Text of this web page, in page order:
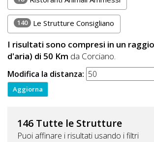
140 Le Strutture Consigliano
I risultati sono compresi in un
d'aria) di 50 Km da Corciano.
Modifica la distanza:
146 Tutte le Strutture
Puoi affinare i risultati usando i filtri